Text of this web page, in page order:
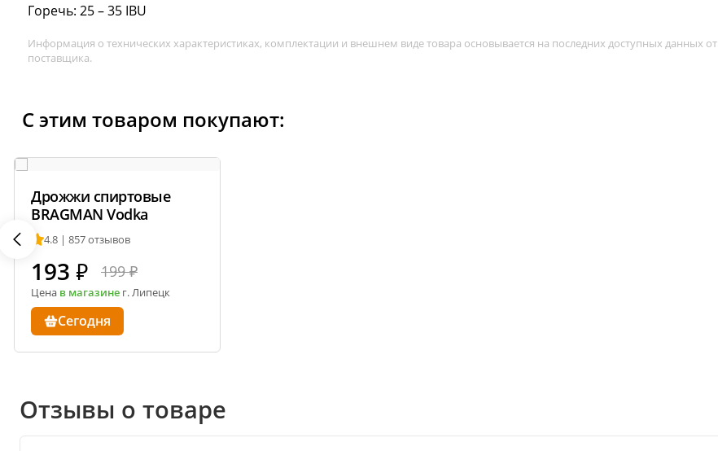
Горечь: 25 – 35 IBU
Информация о технических характеристиках, комплектации и внешнем виде товара основывается на последних доступных данных от
поставщика.
С этим товаром покупают:
Дрожжи спиртовые
BRAGMAN Vodka
4.8 | 857 отзывов
193 ₽ 199 ₽
Цена в магазине г. Липецк
Сегодня
Отзывы о товаре